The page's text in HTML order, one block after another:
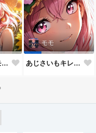
ヒマワリとモモちゃん♥
モモ
あじさいもキレイだね♥